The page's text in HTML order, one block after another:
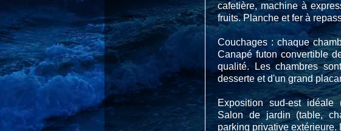
cafetière, machine à
fruits. Planche et fer à
Couchages : chaque
Canapé futon convertible
qualité. Les chambres
desserte et d'un grand
Exposition sud-est idéale
Salon de jardin (table,
parking privative extérieure.